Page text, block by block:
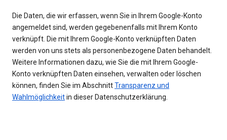
Die Daten, die wir erfassen, wenn Sie in Ihrem Google-Konto
angemeldet sind, werden gegebenenfalls mit Ihrem Konto
verknüpft. Die mit Ihrem Google-Konto verknüpften Daten
werden von uns stets als personenbezogene Daten behandelt.
Weitere Informationen dazu, wie Sie die mit Ihrem Google-
Konto verknüpften Daten einsehen, verwalten oder löschen
können, finden Sie im AbschnittTransparenz und
Wahlmöglichkeitin dieser Datenschutzerklärung.